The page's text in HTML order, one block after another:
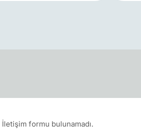
İletişim formu bulunamadı.